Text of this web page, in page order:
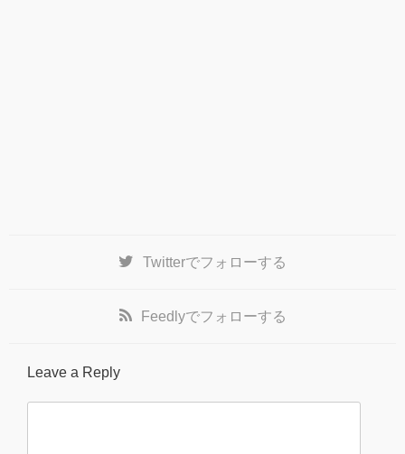
Twitterでフォローする
Feedlyでフォローする
Leave a Reply